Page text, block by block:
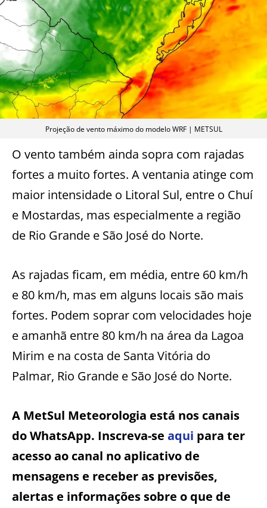
Projeção de vento máximo do modelo WRF | METSUL
O vento também ainda sopra com rajadas
fortes a muito fortes. A ventania atinge com
maior intensidade o Litoral Sul, entre o Chuí
e Mostardas, mas especialmente a região
de Rio Grande e São José do Norte.
As rajadas ficam, em média, entre 60 km/h
e 80 km/h, mas em alguns locais são mais
fortes. Podem soprar com velocidades hoje
e amanhã entre 80 km/h na área da Lagoa
Mirim e na costa de Santa Vitória do
Palmar, Rio Grande e São José do Norte.
A MetSul Meteorologia está nos canais
do WhatsApp. Inscreva-se aqui para ter
acesso ao canal no aplicativo de
mensagens e receber as previsões,
alertas e informações sobre o que de